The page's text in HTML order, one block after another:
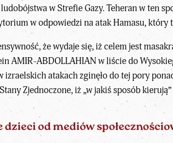
w Strefie Gazy. Teheran w ten
w odpowiedzi na atak Hamasu, który
że wydaje się, iż celem jest
AMIR-ABDOLLAHIAN w liście do
atakach zginęło do tej pory
Zjednoczone, iż „w jakiś sposób
od mediów